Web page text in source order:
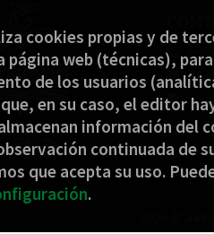
cookies propias y de
página web (técnicas),
de los usuarios
en su caso, el editor
información del
continuada de
que acepta su uso.
.